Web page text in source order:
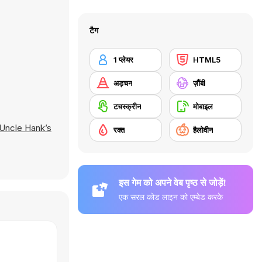
Hank’s
टैग
1 प्लेयर HTML5
अड़चन ज़ौंबी
टचस्क्रीन मोबाइल
रक्त हैलोवीन
इस गेम को अपने वेब पृष्ठ से जोड़ें!
एक सरल कोड लाइन को एम्बेड करके